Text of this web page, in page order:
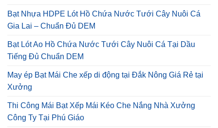
Bạt Nhựa HDPE Lót Hồ Chứa Nước Tưới Cây Nuôi Cá
Gia Lai – Chuẩn Đủ DEM
Bạt Lót Ao Hồ Chứa Nước Tưới Cây Nuôi Cá Tại Dầu
Tiếng Đủ Chuẩn DEM
May ép Bạt Mái Che xếp di động tại Đắk Nông Giá Rẻ tại
Xưởng
Thi Công Mái Bạt Xếp Mái Kéo Che Nắng Nhà Xưởng
Công Ty Tại Phú Giáo